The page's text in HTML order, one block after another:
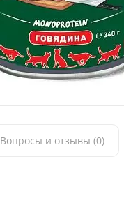
Вопросы и отзывы (0)